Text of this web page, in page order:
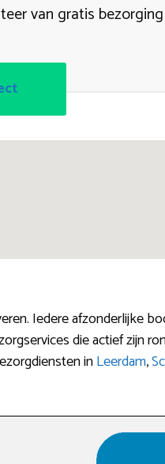
van gratis bezorging
Iedere afzonderlijke
die actief zijn
inLeerdam,